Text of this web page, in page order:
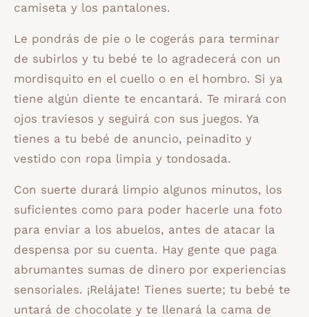
camiseta y los pantalones.
Le pondrás de pie o le cogerás para terminar
de subirlos y tu bebé te lo agradecerá con un
mordisquito en el cuello o en el hombro. Si ya
tiene algún diente te encantará. Te mirará con
ojos traviesos y seguirá con sus juegos. Ya
tienes a tu bebé de anuncio, peinadito y
vestido con ropa limpia y tondosada.
Con suerte durará limpio algunos minutos, los
suficientes como para poder hacerle una foto
para enviar a los abuelos, antes de atacar la
despensa por su cuenta. Hay gente que paga
abrumantes sumas de dinero por experiencias
sensoriales. ¡Relájate! Tienes suerte; tu bebé te
untará de chocolate y te llenará la cama de